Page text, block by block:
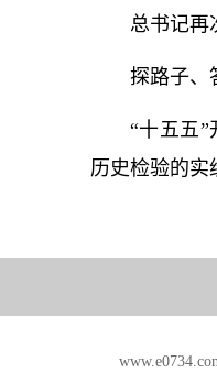
总书记再
探路子、
“十五五”
历史检验的实